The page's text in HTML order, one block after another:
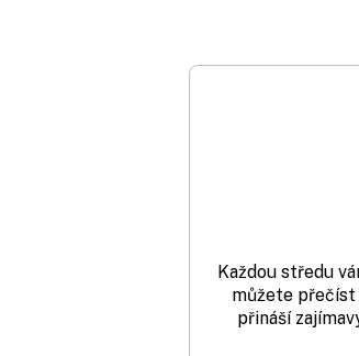
Každou středu
můžete přečíst
přináší